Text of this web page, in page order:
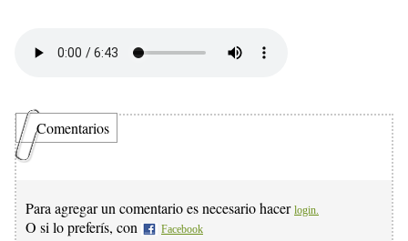
Comentarios
Para agregar un comentario es necesario hacer login.
O si lo preferís, con Facebook